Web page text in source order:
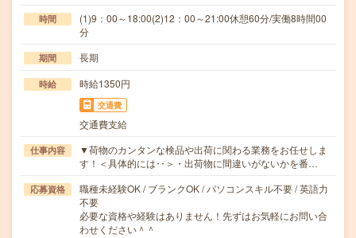
時間
(1)9：00～18:00(2)12：00～21:00休憩60分/実働8時間00
分
期間 長期
時給 時給1350円
交通費
交通費支給
仕事内容
▼荷物のカンタンな検品や出荷に関わる業務をお任せしま
す！＜具体的には‥＞・出荷物に間違いがないかを番…
応募資格
職種未経験OK / ブランクOK / パソコンスキル不要 / 英語力
不要
必要な資格や経験はありません！先ずはお気軽にお問い合
わせください＾＾